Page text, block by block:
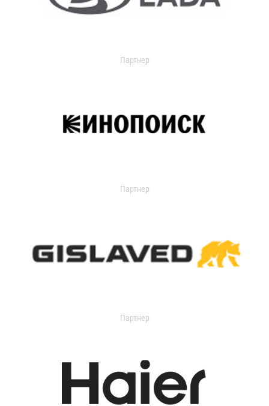
Партнер
Партнер
Партнер